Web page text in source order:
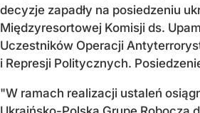
decyzje zapadły na posiedzeniu
Międzyresortowej Komisji ds.
Uczestników Operacji
i Represji Politycznych.
"W ramach realizacji ustaleń